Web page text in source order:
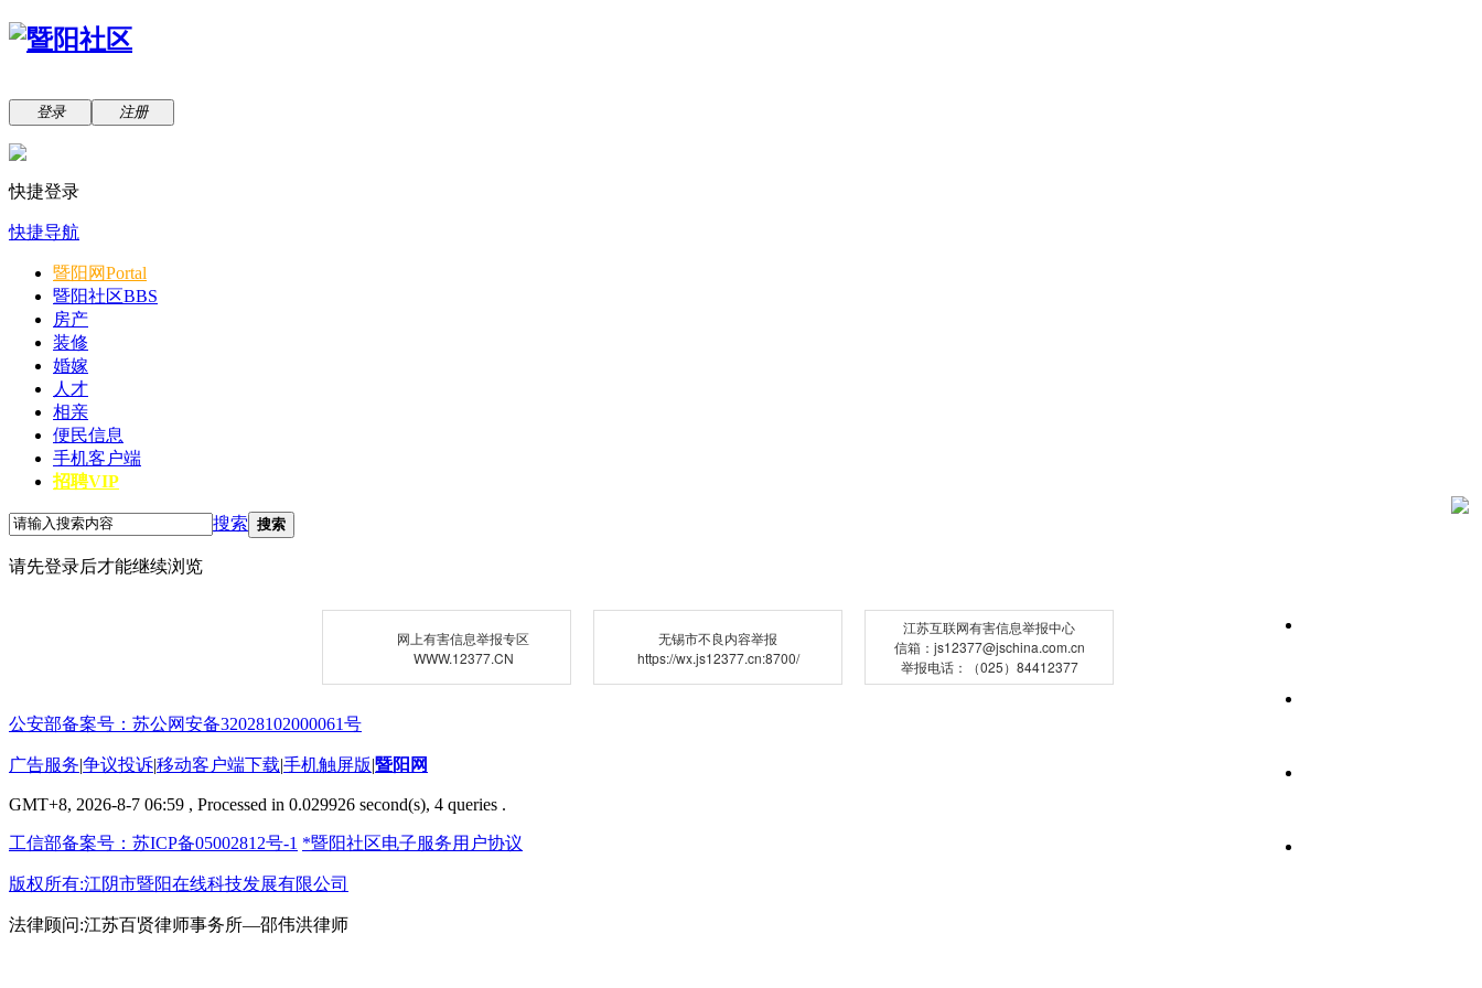
登录 注册
快捷登录
快捷导航
暨阳网Portal
暨阳社区BBS
房产
装修
婚嫁
人才
相亲
便民信息
手机客户端
招聘VIP
搜索 搜索
请先登录后才能继续浏览
网上有害信息举报专区
WWW.12377.CN
无锡市不良内容举报
https://wx.js12377.cn:8700/
江苏互联网有害信息举报中心
信箱：js12377@jschina.com.cn
举报电话：（025）84412377
公安部备案号：苏公网安备32028102000061号
广告服务|争议投诉|移动客户端下载|手机触屏版|暨阳网
GMT+8, 2026-8-7 06:59 , Processed in 0.029926 second(s), 4 queries .
工信部备案号：苏ICP备05002812号-1 *暨阳社区电子服务用户协议
版权所有:江阴市暨阳在线科技发展有限公司
法律顾问:江苏百贤律师事务所—邵伟洪律师